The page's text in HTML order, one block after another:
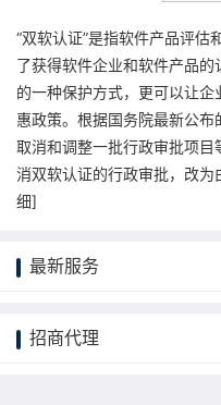
“双软认证”是指软件产品评
了获得软件企业和软件产品
的一种保护方式，更可以让
惠政策。根据国务院最新公
取消和调整一批行政审批项
消双软认证的行政审批，改
细]
最新服务
招商代理